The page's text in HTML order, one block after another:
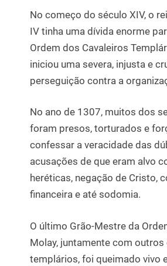
No começo do século XIV, o
IV tinha uma dívida enorme
Ordem dos Cavaleiros
iniciou uma severa, injusta e
perseguição contra a
No ano de 1307, muitos dos
foram presos, torturados e
confessar a veracidade das
acusações de que eram alvo
heréticas, negação de Cristo,
financeira e até sodomia.
O último Grão-Mestre da
Molay, juntamente com outros
templários, foi queimado vivo